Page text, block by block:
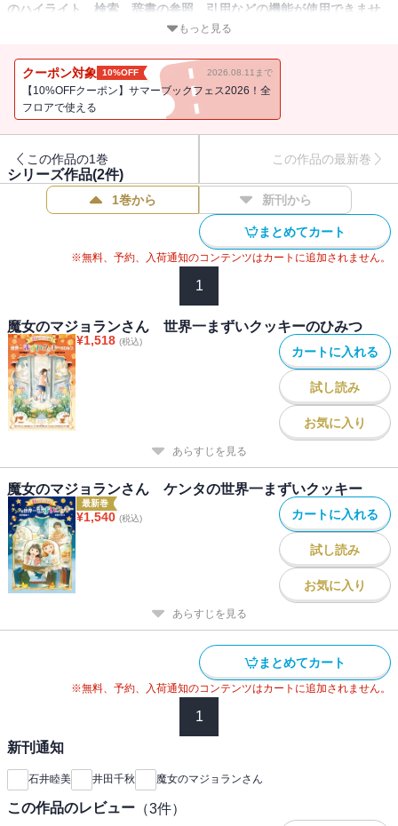
のハイライト、検索、辞書の参照、引用などの機能が使用できませ
クッキー屋さんのマジョランさんは、実は魔女。お店のお試しクッ
キーは、心が弱っている子が食べると、まずいと感じる魔法のクッ
キーです。ある日、お店にケンタという子がやってきて、まずいお
「夜の子ども部屋」へつれていきます。わくわくする物語の中に子
どもの心の問題と成長を描いたファンタジー！
もっと見る
クーポン対象 10%OFF 2026.08.11まで
【10%OFFクーポン】サマーブックフェス2026！全
フロアで使える
この作品の1巻 この作品の最新巻
シリーズ作品(2件)
1巻から 新刊から
まとめてカート
※無料、予約、入荷通知のコンテンツはカートに追加されません。
1
魔女のマジョランさん 世界一まずいクッキーのひみつ
¥1,518 (税込)
カートに入れる
試し読み
お気に入り
あらすじを見る
魔女のマジョランさん ケンタの世界一まずいクッキー
最新巻
¥1,540 (税込) カートに入れる
試し読み
お気に入り
あらすじを見る
まとめてカート
※無料、予約、入荷通知のコンテンツはカートに追加されません。
1
新刊通知
石井睦美 井田千秋 魔女のマジョランさん
この作品のレビュー （3件）